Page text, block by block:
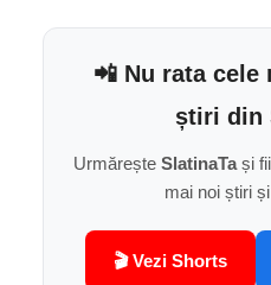
📲 Nu rata
știri din
Urmărește SlatinaTași fii
mai noi știri
🎬 Vezi Shorts